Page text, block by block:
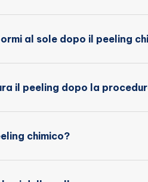
al sole dopo il peeling
il peeling dopo la
chimico?